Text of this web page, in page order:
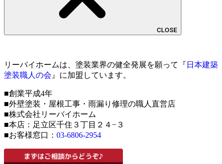
CLOSE
リーバイホームは、塗装業界の健全発展を願って『 日本建築
塗装職人の会 』に加盟しています。
■創業平成4年
■外壁塗装・屋根工事・雨漏り修理の職人直営店
■株式会社リーバイホーム
■本店：足立区千住３丁目２４−３
■お客様窓口： 03-6806-2954